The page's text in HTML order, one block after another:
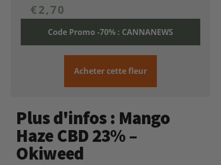
€2,70
Code Promo -70% : CANNANEWS
Acheter cette fleur
Plus d'infos : Mango
Haze CBD 23% –
Okiweed